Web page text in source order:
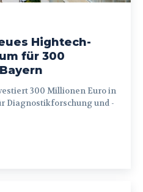
Hightech-
für 300
Diagnostikforschung und -